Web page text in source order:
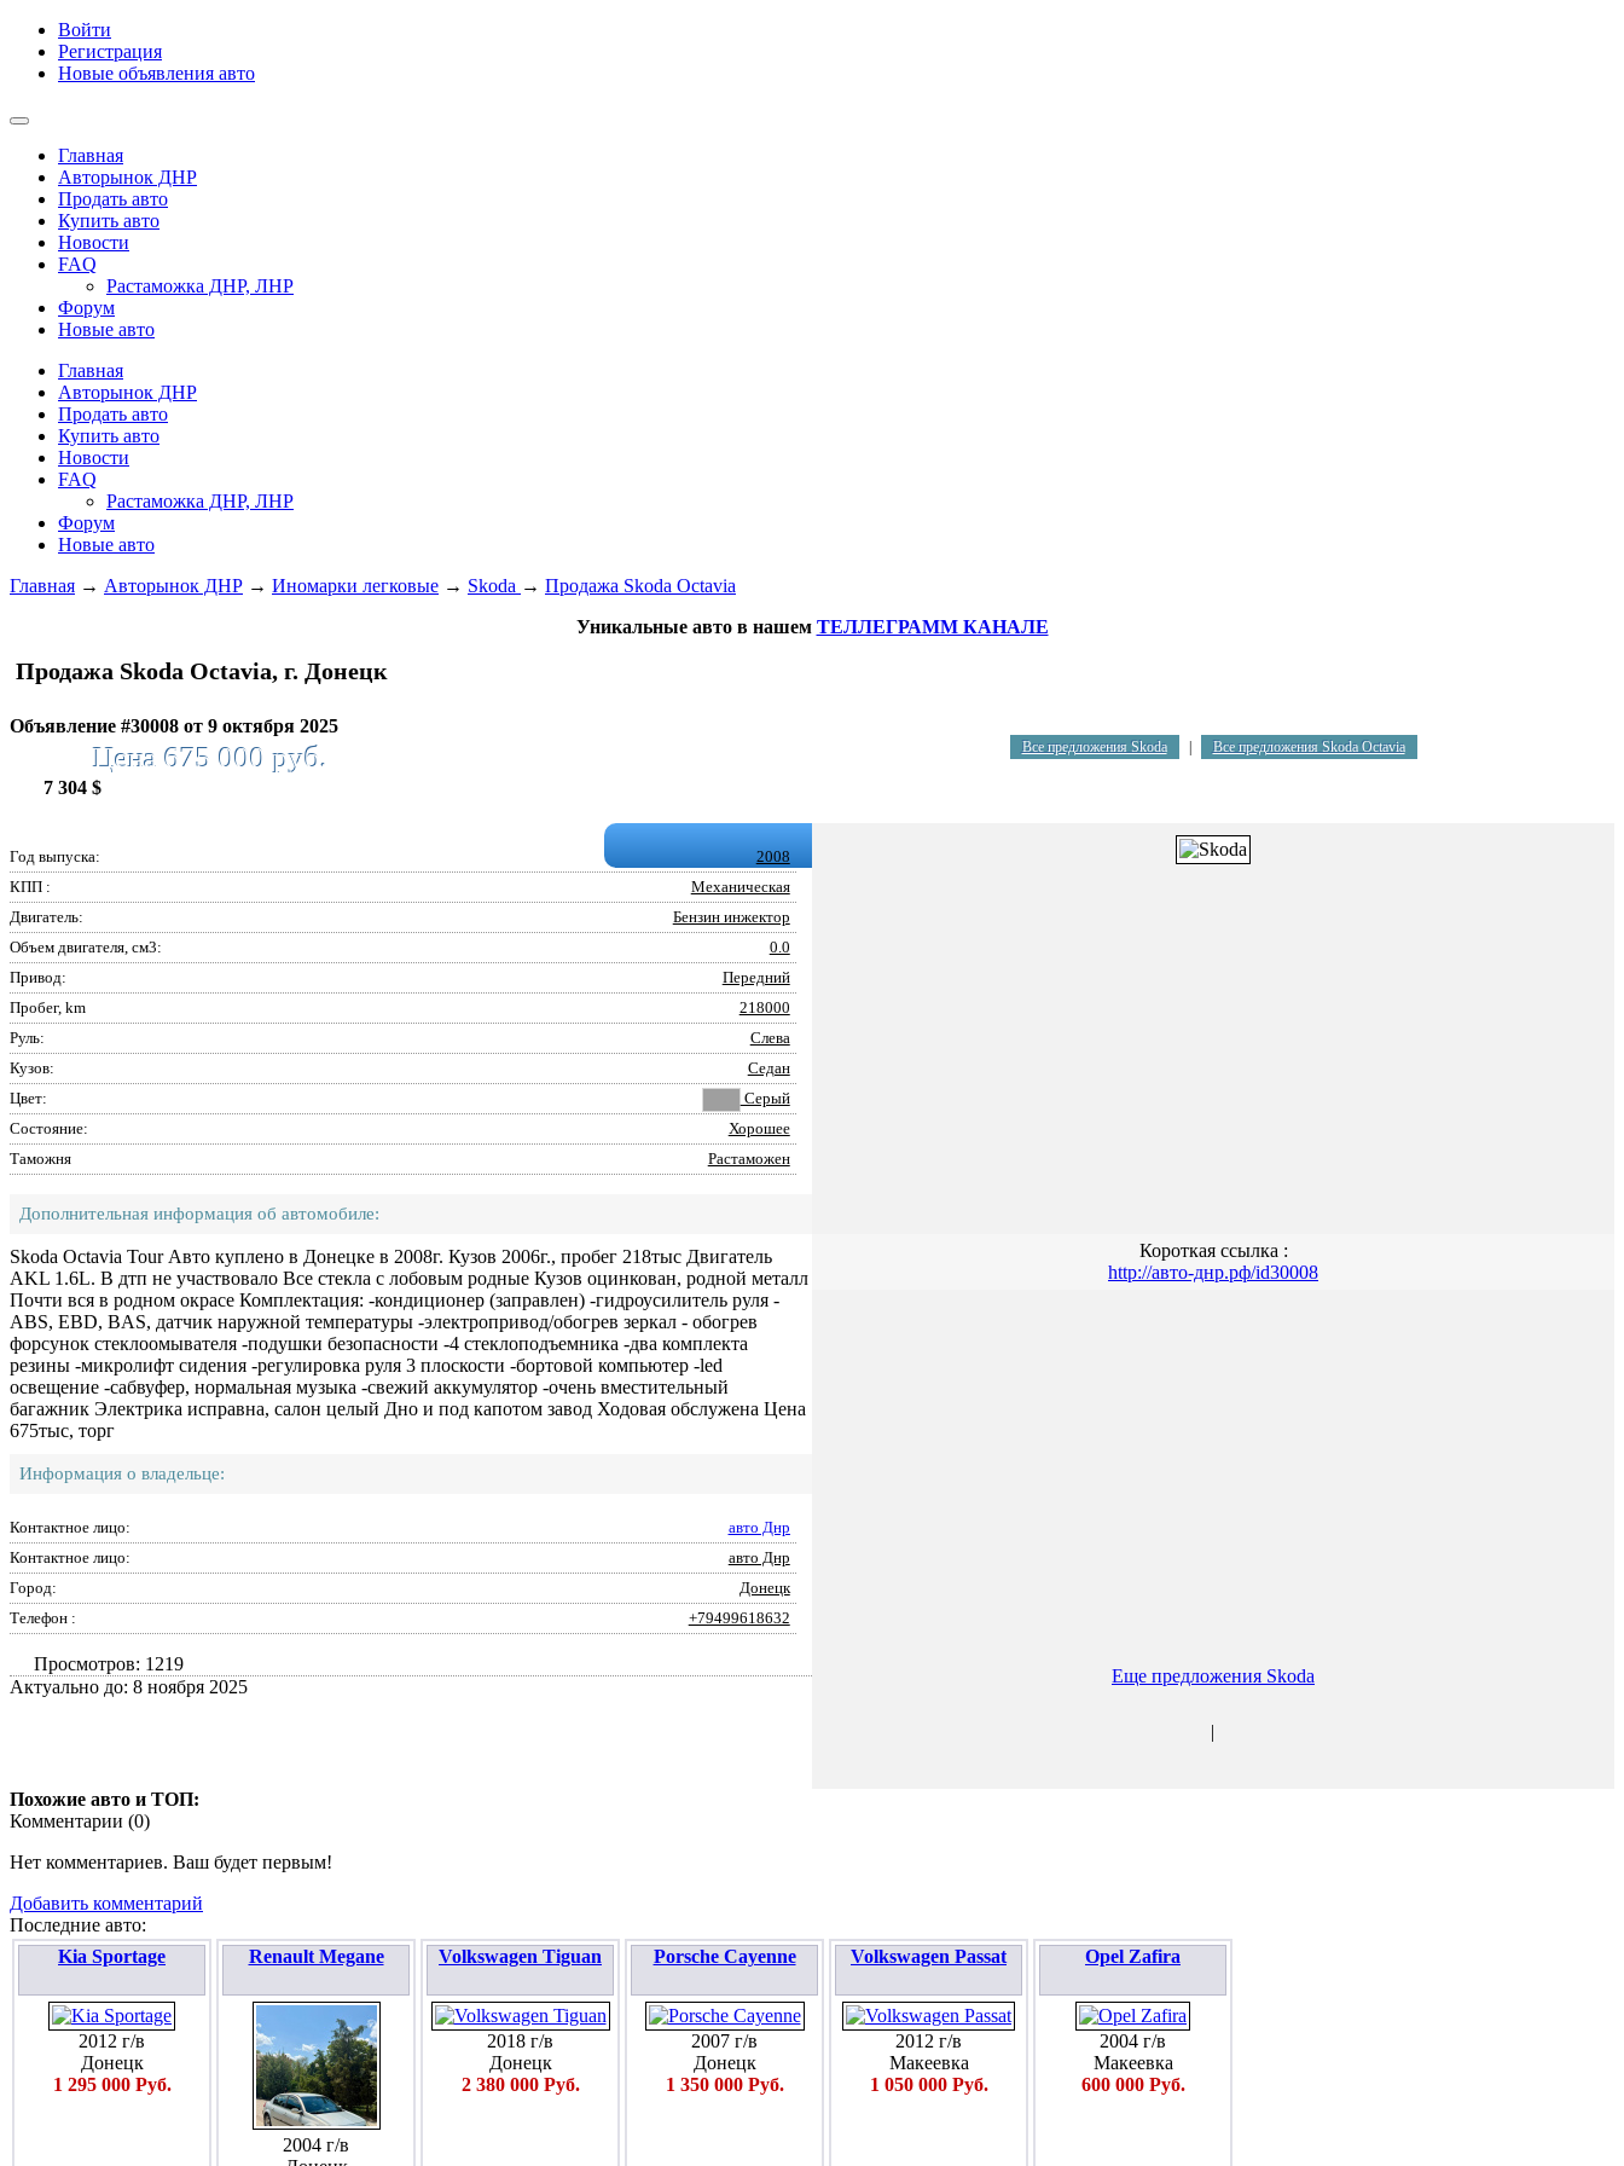
Войти
Регистрация
Новые объявления авто
Главная
Авторынок ДНР
Продать авто
Купить авто
Новости
FAQ
Растаможка ДНР, ЛНР
Форум
Новые авто
Главная
Авторынок ДНР
Продать авто
Купить авто
Новости
FAQ
Растаможка ДНР, ЛНР
Форум
Новые авто
Главная → Авторынок ДНР → Иномарки легковые → Skoda → Продажа Skoda Octavia
Уникальные авто в нашем ТЕЛЛЕГРАММ КАНАЛЕ
Продажа Skoda Octavia, г. Донецк
Объявление #30008 от 9 октября 2025
Цена 675 000 руб.
7 304 $
Все предложения Skoda Все предложения Skoda Octavia
Год выпуска:
2008
КПП :
Механическая
Двигатель:
Бензин инжектор
Объем двигателя, см3:
0.0
Привод:
Передний
Пробег, km
218000
Руль:
Слева
Кузов:
Седан
Цвет:
Серый
Состояние:
Хорошее
Таможня
Растаможен
Дополнительная информация об автомобиле:
Skoda Octavia Tour Авто куплено в Донецке в 2008г. Кузов 2006г., пробег 218тыс Двигатель
AKL 1.6L. В дтп не участвовало Все стекла с лобовым родные Кузов оцинкован, родной металл
Почти вся в родном окрасе Комплектация: -кондиционер (заправлен) -гидроусилитель руля -
ABS, EBD, BAS, датчик наружной температуры -электропривод/обогрев зеркал - обогрев
форсунок стеклоомывателя -подушки безопасности -4 стеклоподъемника -два комплекта
резины -микролифт сидения -регулировка руля 3 плоскости -бортовой компьютер -led
освещение -сабвуфер, нормальная музыка -свежий аккумулятор -очень вместительный
багажник Электрика исправна, салон целый Дно и под капотом завод Ходовая обслужена Цена
675тыс, торг
Информация о владельце:
Контактное лицо:
авто Днр
Контактное лицо:
авто Днр
Город:
Донецк
Телефон :
+79499618632
Просмотров: 1219
Актуально до: 8 ноября 2025
Короткая ссылка :
http://авто-днр.рф/id30008
Еще предложения Skoda
|
Похожие авто и ТОП:
Комментарии (0)
Нет комментариев. Ваш будет первым!
Добавить комментарий
Последние авто:
Kia Sportage
2012 г/в
Донецк
1 295 000 Руб.
Renault Megane
2004 г/в
Volkswagen Tiguan
2018 г/в
Донецк
2 380 000 Руб.
Porsche Cayenne
2007 г/в
Донецк
1 350 000 Руб.
Volkswagen Passat
2012 г/в
Макеевка
1 050 000 Руб.
Opel Zafira
2004 г/в
Макеевка
600 000 Руб.